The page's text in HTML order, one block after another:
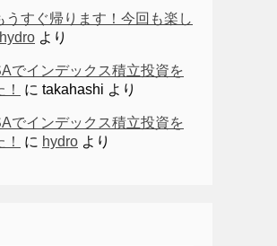
うすぐ帰ります！今回も楽し
hydro より
でインデックス積立投資を
に takahashi より
でインデックス積立投資を
に hydro より